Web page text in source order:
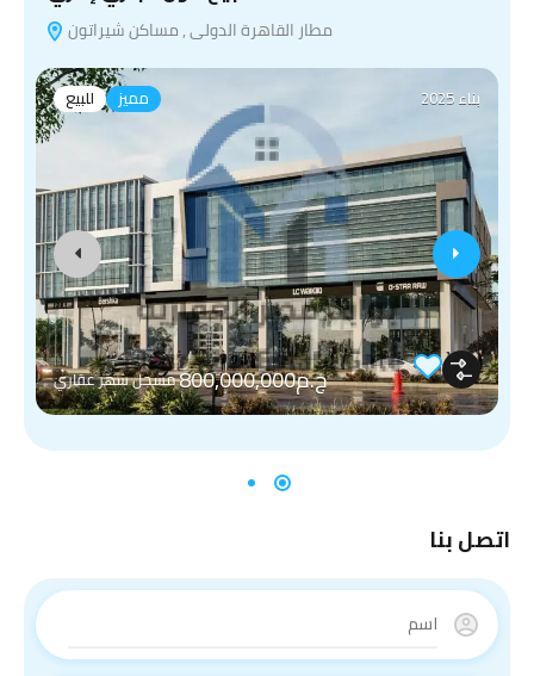
مطار القاهرة الدولى , مساكن شيراتون
للبيع مميز بناء 2025
ج.م800,000,000 مسجل شهر عقاري
اتصل بنا